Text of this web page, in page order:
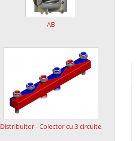
AB
Distribuitor - Colector cu 3 circuite